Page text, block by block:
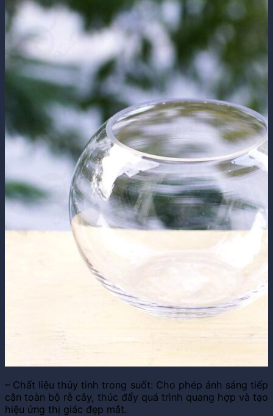
– Chất liệu thủy tinh trong suốt: Cho phép ánh sáng tiếp
cận toàn bộ rễ cây, thúc đẩy quá trình quang hợp và tạo
hiệu ứng thị giác đẹp mắt.